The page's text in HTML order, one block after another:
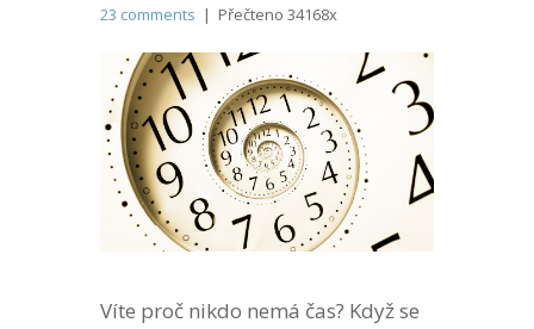
23 comments | Přečteno 34168x
Víte proč nikdo nemá čas? Když se